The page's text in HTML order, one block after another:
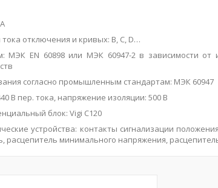
A
отключения и кривых: B, C, D…
МЭК EN 60898 или МЭК 60947-2 в зависимости от
согласно промышленным стандартам: МЭК 60947
В пер. тока, напряжение изоляции: 500 В
блок: Vigi C120
устройства: контакты сигнализации
расцепитель минимального напряжения,